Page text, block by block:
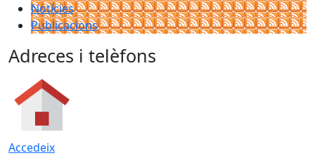
Notícies
Publicacions
Adreces i telèfons
Accedeix